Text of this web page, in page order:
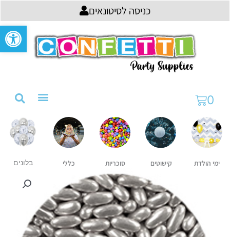
פתח
כניסה לסיטונאים
0
עגלת
ימי הולדת קישוטים סוכריות כללי בלונים